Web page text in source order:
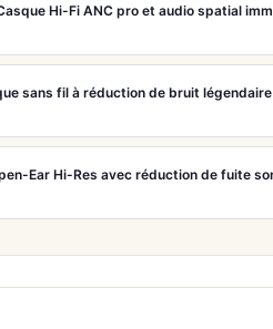
sans fil à réduction de bruit légendaire